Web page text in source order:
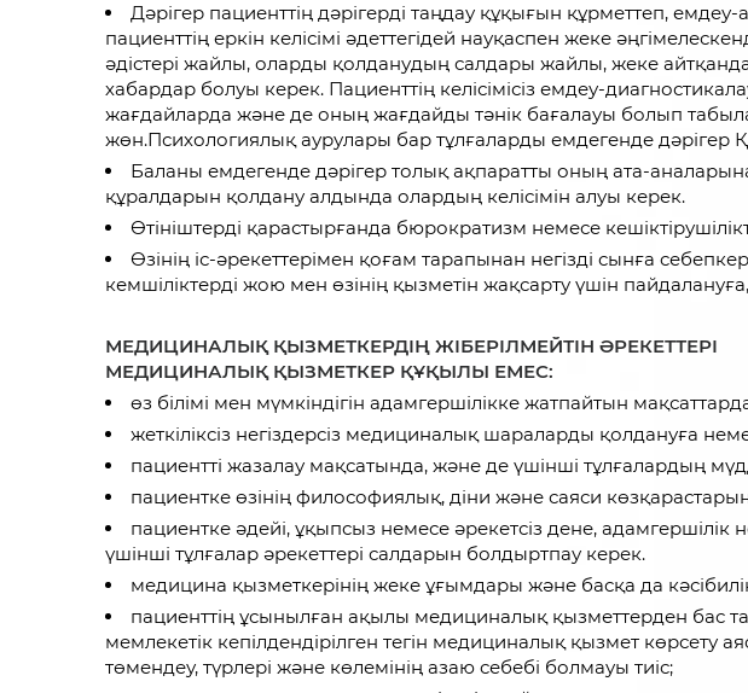
Дәрігер пациенттің дәрігерді таңдау құқығын құрметтеп,
пациенттің еркін келісімі әдеттегідей науқаспен жеке
әдістері жайлы, оларды қолданудың салдары жайлы, жеке
хабардар болуы керек. Пациенттің келісімісіз емдеу-
жағдайларда және де оның жағдайды тәнік бағалауы болып
жөн.Психологиялық аурулары бар тұлғаларды емдегенде дәрігер
Баланы емдегенде дәрігер толық ақпаратты оның ата-
құралдарын қолдану алдында олардың келісімін алуы керек.
Өтініштерді қарастырғанда бюрократизм немесе
Өзінің іс-әрекеттерімен қоғам тарапынан негізді сынға
кемшіліктерді жою мен өзінің қызметін жақсарту үшін
МЕДИЦИНАЛЫҚ ҚЫЗМЕТКЕРДІҢ ЖІБЕРІЛМЕЙТІН ӘРЕКЕТТЕРІ
МЕДИЦИНАЛЫҚ ҚЫЗМЕТКЕР ҚҰҚЫЛЫ ЕМЕС:
өз білімі мен мүмкіндігін адамгершілікке жатпайтын
жеткіліксіз негіздерсіз медициналық шараларды қолдануға
пациентті жазалау мақсатында, және де үшінші тұлғалардың
пациентке өзінің философиялық, діни және саяси
пациентке әдейі, ұқыпсыз немесе әрекетсіз дене,
үшінші тұлғалар әрекеттері салдарын болдыртпау керек.
медицина қызметкерінің жеке ұғымдары және басқа да
пациенттің ұсынылған ақылы медициналық қызметтерден бас
мемлекетік кепілдендірілген тегін медициналық қызмет көрсету
төмендеу, түрлері және көлемінің азаю себебі болмауы тиіс;